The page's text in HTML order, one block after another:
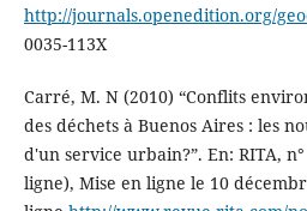
http://journals.openedition.org/
0035-113X
Carré, M. N (2010) “Conflits
des déchets à Buenos Aires : les
d'un service urbain?”. En: RITA,
ligne), Mise en ligne le 10